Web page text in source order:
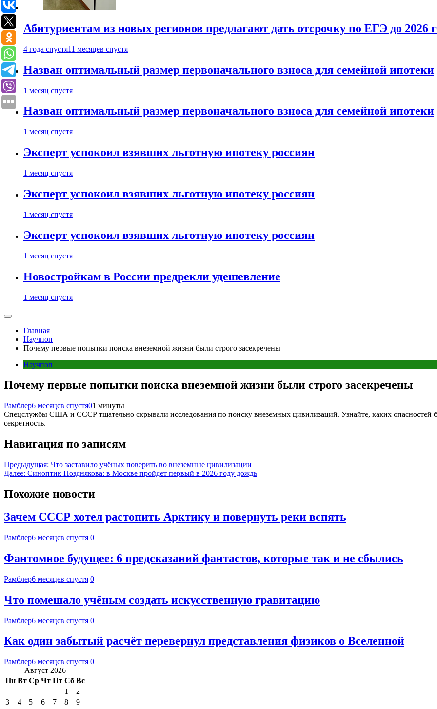
Абитуриентам из новых регионов предлагают дать отсрочку по ЕГЭ до 2026
4 года спустя11 месяцев спустя
Назван оптимальный размер первоначального взноса для семейной ипотеки
1 месяц спустя
Назван оптимальный размер первоначального взноса для семейной ипотеки
1 месяц спустя
Эксперт успокоил взявших льготную ипотеку россиян
1 месяц спустя
Эксперт успокоил взявших льготную ипотеку россиян
1 месяц спустя
Эксперт успокоил взявших льготную ипотеку россиян
1 месяц спустя
Новостройкам в России предрекли удешевление
1 месяц спустя
Главная
Научпоп
Почему первые попытки поиска внеземной жизни были строго засекречены
Научпоп
Почему первые попытки поиска внеземной жизни были строго засекречены
Рамблер6 месяцев спустя01 минуты
Спецслужбы США и СССР тщательно скрывали исследования по поиску внеземных цивилизаций. Узнайте, каких опасностей
секретность.
Навигация по записям
Предыдущая: Что заставило учёных поверить во внеземные цивилизации
Далее: Синоптик Позднякова: в Москве пройдет первый в 2026 году дождь
Похожие новости
Зачем СССР хотел растопить Арктику и повернуть реки вспять
Рамблер6 месяцев спустя 0
Фантомное будущее: 6 предсказаний фантастов, которые так и не сбылись
Рамблер6 месяцев спустя 0
Что помешало учёным создать искусственную гравитацию
Рамблер6 месяцев спустя 0
Как один забытый расчёт перевернул представления физиков о Вселенной
Рамблер6 месяцев спустя 0
Август 2026
Пн Вт Ср Чт Пт Сб Вс
1
2
3
4 5 6 7 8
9